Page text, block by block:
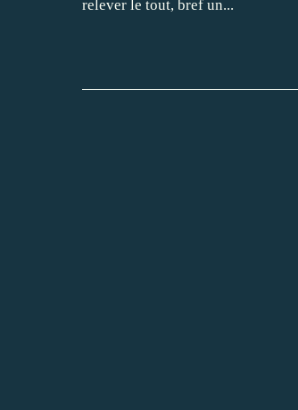
relever le tout, bref un...